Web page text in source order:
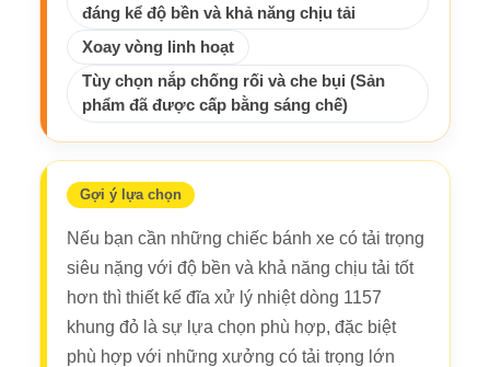
đáng kể độ bền và khả năng chịu tải
Xoay vòng linh hoạt
Tùy chọn nắp chống rối và che bụi (Sản
phẩm đã được cấp bằng sáng chế)
Gợi ý lựa chọn
Nếu bạn cần những chiếc bánh xe có tải trọng
siêu nặng với độ bền và khả năng chịu tải tốt
hơn thì thiết kế đĩa xử lý nhiệt dòng 1157
khung đỏ là sự lựa chọn phù hợp, đặc biệt
phù hợp với những xưởng có tải trọng lớn